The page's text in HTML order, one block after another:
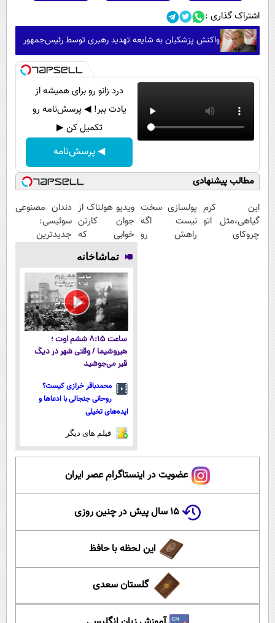
اشتراک گذاری :
واکنش پزشکیان به شایعه تهدید رهبری توسط رئیس‌جمهور
درد زانو رو برای همیشه از
یادت ببر! ◀ پرسش‌نامه رو
تکمیل کن ▶
◀ پرسش‌نامه
مطالب پیشنهادی
این کرم
گیاهی،مثل اتو
چروکای
پولسازی سخت
نیست اگه
راهش رو
ویدیو هولناک از
جوان کارتن
خوابی که
میلیاردر شد.
آموزش رایگان
دندان مصنوعی
سوئیسی:
جدیدترین
پرداخت قسطی
تماشاخانه
ساعت ۸:۱۵ ششم اوت ؛
هیروشیما / وقتی شهر در دیگ
قیر می‌جوشید
محمدباقر خرازی کیست؟
روحانی جنجالی با ادعاها و
ایده‌های تخیلی
فیلم های دیگر
عضویت در اینستاگرام عصر ایران
۱۵ سال پیش در چنین روزی
این لحظه با حافظ
گلستان سعدی